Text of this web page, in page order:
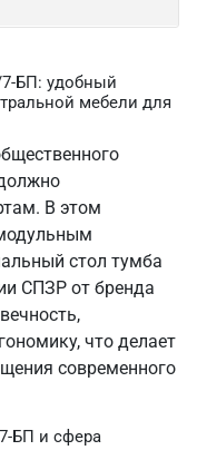
БП: удобный
мебели для
В этом
стол тумба
СПЗР от бренда
что делает
современного
БП и сфера